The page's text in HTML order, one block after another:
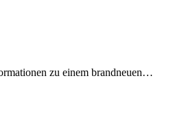
zu einem brandneuen…